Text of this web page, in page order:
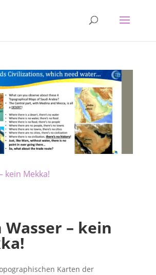
kein Mekka!
Wasser – kein
Karten der